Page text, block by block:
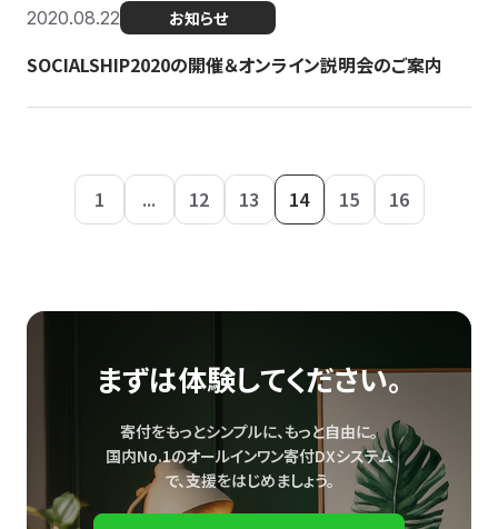
2020.08.22 お知らせ
SOCIALSHIP2020の開催＆オンライン説明会のご案内
1 ... 12 13 14 15 16
まずは体験してください。
寄付をもっとシンプルに、もっと自由に。
国内No.1のオールインワン寄付DXシステム
で、支援をはじめましょう。